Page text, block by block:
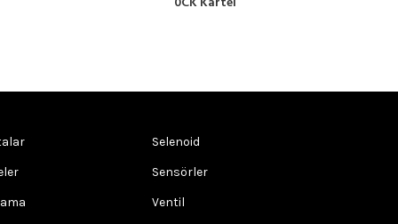
Selenoid
Sensörler
Ventil